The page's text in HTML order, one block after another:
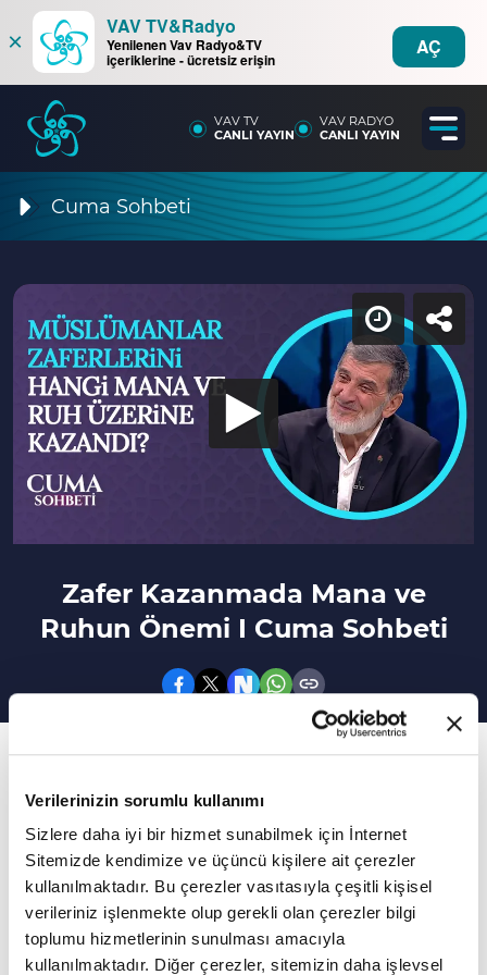
Verilerinizin sorumlu kullanımı
Sizlere daha iyi bir hizmet sunabilmek için İnternet
Sitemizde kendimize ve üçüncü kişilere ait çerezler
kullanılmaktadır. Bu çerezler vasıtasıyla çeşitli kişisel
verileriniz işlenmekte olup gerekli olan çerezler bilgi
toplumu hizmetlerinin sunulması amacıyla
kullanılmaktadır. Diğer çerezler, sitemizin daha işlevsel
×
VAV TV&Radyo
Yenilenen Vav Radyo&TV
içeriklerine - ücretsiz erişin
AÇ
VAV TV
CANLI YAYIN
VAV RADYO
CANLI YAYIN
Cuma Sohbeti
Zafer Kazanmada Mana ve
Ruhun Önemi I Cuma Sohbeti
95. Bölüm
Müslümanlar zaferlerini hangi mana ve ruh
üzerine kazandı?
Hasan Basri Karadeniz'in sunumu ve Emrullah
Hatipoğlu'nun katkılarıyla "Cuma Sohbeti" yeni
bölümüyle sizlerle...